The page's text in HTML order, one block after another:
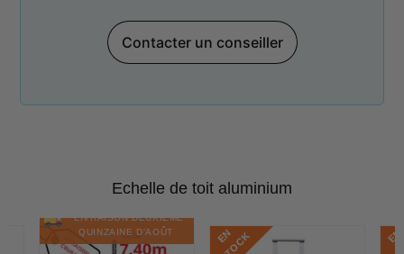
Contacter un conseiller
Echelle de toit aluminium
LIVRAISON DEUXIÈME
QUINZAINE D'AOÛT
E
N
S
T
O
C
K E
N
S
T
O
C